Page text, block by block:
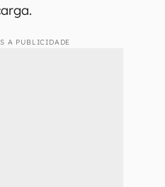
A PUBLICIDADE